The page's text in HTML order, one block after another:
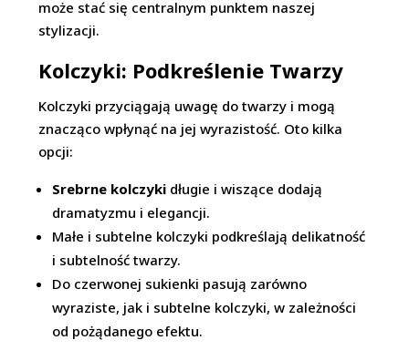
może stać się centralnym punktem naszej
stylizacji.
Kolczyki: Podkreślenie Twarzy
Kolczyki przyciągają uwagę do twarzy i mogą
znacząco wpłynąć na jej wyrazistość. Oto kilka
opcji:
Srebrne kolczyki długie i wiszące dodają
dramatyzmu i elegancji.
Małe i subtelne kolczyki podkreślają delikatność
i subtelność twarzy.
Do czerwonej sukienki pasują zarówno
wyraziste, jak i subtelne kolczyki, w zależności
od pożądanego efektu.